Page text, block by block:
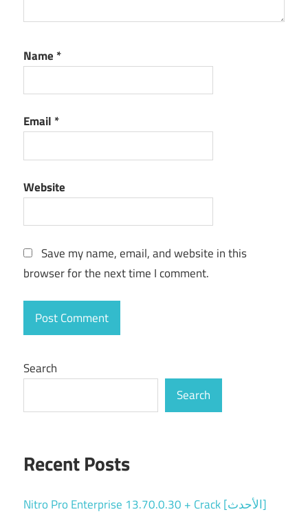
Name *
Email *
Website
Save my name, email, and website in this
browser for the next time I comment.
Search
Search
Recent Posts
Nitro Pro Enterprise 13.70.0.30 + Crack [الأحدث]